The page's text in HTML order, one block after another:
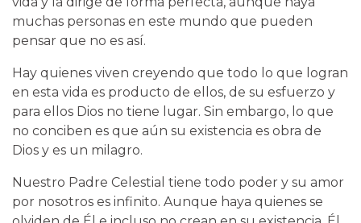
muchas personas en este mundo que pueden
pensar que no es así.
Hay quienes viven creyendo que todo lo que logran
en esta vida es producto de ellos, de su esfuerzo y
para ellos Dios no tiene lugar. Sin embargo, lo que
no conciben es que aún su existencia es obra de
Dios y es un milagro.
Nuestro Padre Celestial tiene todo poder y su amor
por nosotros es infinito. Aunque haya quienes se